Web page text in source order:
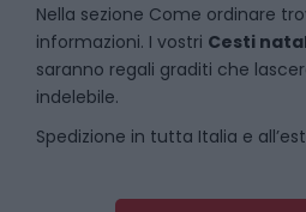
Nella sezione Come ordinare
informazioni. I vostri Cesti
saranno regali graditi che
indelebile.
Spedizione in tutta Italia e